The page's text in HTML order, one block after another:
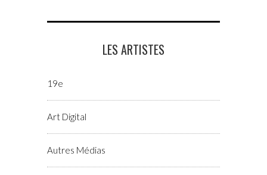
LES ARTISTES
19e
Art Digital
Autres Médias